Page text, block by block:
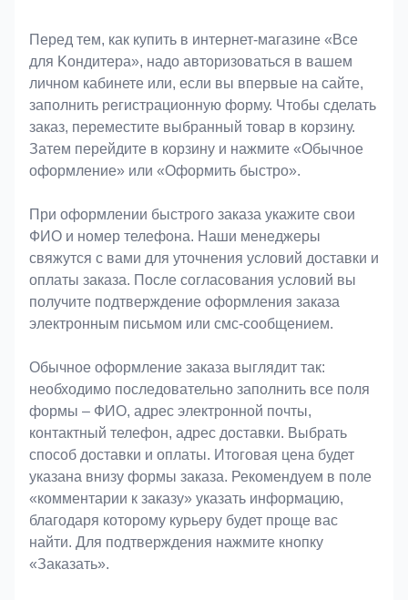
Оформление заказа
Перед тем, как купить в интернет-магазине «Bce
для Koндитeрa», надо авторизоваться в вашем
личном кабинете или, если вы впервые на сайте,
заполнить регистрационную форму. Чтобы сделать
заказ, переместите выбранный товар в корзину.
Затем перейдите в корзину и нажмите «Обычное
оформление» или «Оформить быстро».
При оформлении быстрого заказа укажите свои
ФИО и номер телефона. Наши менеджеры
свяжутся с вами для уточнения условий доставки и
оплаты заказа. После согласования условий вы
получите подтверждение оформления заказа
электронным письмом или смс-сообщением.
Обычное оформление заказа выглядит так:
необходимо последовательно заполнить все поля
формы – ФИО, адрес электронной почты,
контактный телефон, адрес доставки. Выбрать
способ доставки и оплаты. Итоговая цена будет
указана внизу формы заказа. Рекомендуем в поле
«комментарии к заказу» указать информацию,
благодаря которому курьеру будет проще вас
найти. Для подтверждения нажмите кнопку
«Заказать».